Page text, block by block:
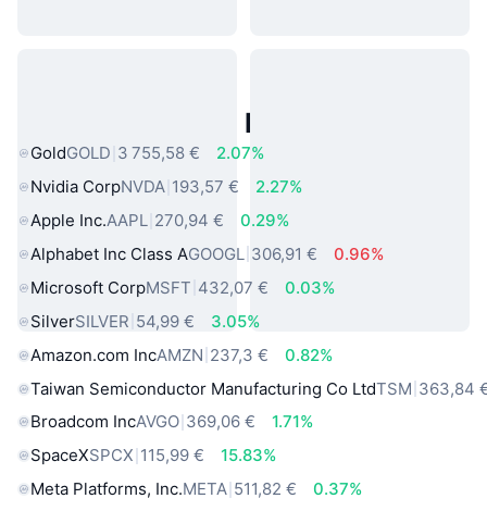
Actifs du Monde Réel Populaires
GoldGOLD 3 755,58 €
2.07%
Nvidia CorpNVDA 193,57 €
2.27%
Apple Inc.AAPL 270,94 €
0.29%
Alphabet Inc Class AGOOGL 306,91 €
0.96%
Microsoft CorpMSFT 432,07 €
0.03%
SilverSILVER 54,99 €
3.05%
Amazon.com IncAMZN 237,3 €
0.82%
Taiwan Semiconductor Manufacturing Co LtdTSM 363,84
Broadcom IncAVGO 369,06 €
1.71%
SpaceXSPCX 115,99 €
15.83%
Meta Platforms, Inc.META 511,82 €
0.37%